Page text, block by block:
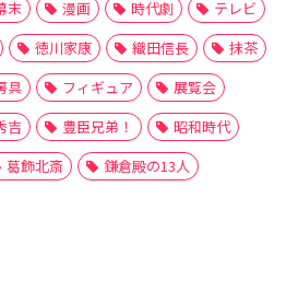
末 漫画 時代劇
テレビ
徳川家康 織田信長
抹茶
具 フィギュア
展覧会
吉 豊臣兄弟！
昭和時代
葛飾北斎 鎌倉殿の13人